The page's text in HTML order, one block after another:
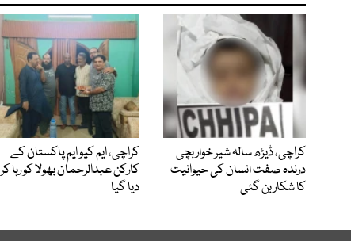
کراچی، ڈیڑھ سالہ شیر خوار بچی
درندہ صفت انسان کی حیوانیت
کا شکار بن گئی
کراچی، ایم کیو ایم پاکستان کے
کارکن عبدالرحمان بھولا کو رہا کر
دیا گیا